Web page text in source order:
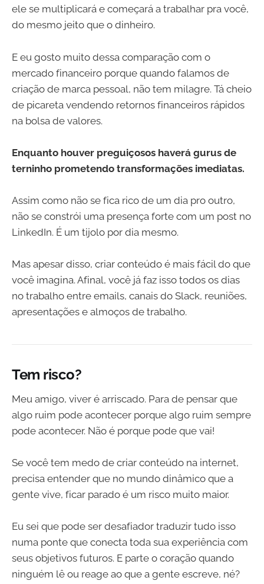
ele se multiplicará e começará a trabalhar pra você,
do mesmo jeito que o dinheiro.
E eu gosto muito dessa comparação com o
mercado financeiro porque quando falamos de
criação de marca pessoal, não tem milagre. Tá cheio
de picareta vendendo retornos financeiros rápidos
na bolsa de valores.
Enquanto houver preguiçosos haverá gurus de
terninho prometendo transformações imediatas.
Assim como não se fica rico de um dia pro outro,
não se constrói uma presença forte com um post no
LinkedIn. É um tijolo por dia mesmo.
Mas apesar disso, criar conteúdo é mais fácil do que
você imagina. Afinal, você já faz isso todos os dias
no trabalho entre emails, canais do Slack, reuniões,
apresentações e almoços de trabalho.
Tem risco?
Meu amigo, viver é arriscado. Para de pensar que
algo ruim pode acontecer porque algo ruim sempre
pode acontecer. Não é porque pode que vai!
Se você tem medo de criar conteúdo na internet,
precisa entender que no mundo dinâmico que a
gente vive, ficar parado é um risco muito maior.
Eu sei que pode ser desafiador traduzir tudo isso
numa ponte que conecta toda sua experiência com
seus objetivos futuros. E parte o coração quando
ninguém lê ou reage ao que a gente escreve, né?